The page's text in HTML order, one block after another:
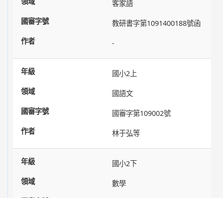
客家語
教研書字第1091400188號函
-
國小2上
國語文
國審字第109002號
林于弘等
國小2下
數學